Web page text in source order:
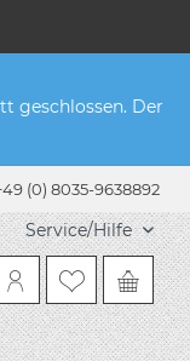
geschlossen. Der
(0) 8035-9638892
Service/Hilfe